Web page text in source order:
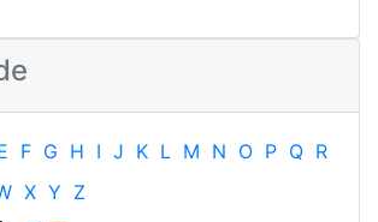
F G H I J K L M N O P Q R
X Y Z